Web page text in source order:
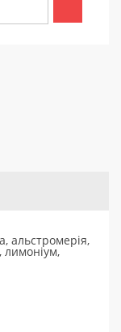
альстромерія,
лимоніум,